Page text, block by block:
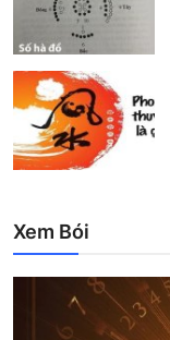
Xem Bói